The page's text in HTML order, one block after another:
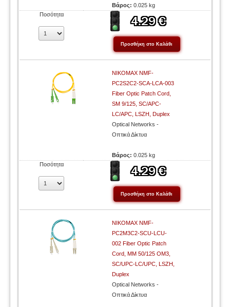
Βάρος:0.025 kg
Ποσότητα
NIKOMAX NMF-
PC2S2C2-SCA-LCA-003
Fiber Optic Patch Cord,
SM 9/125, SC/APC-
LC/APC, LSZH, Duplex
Optical Networks -
Οπτικά Δίκτυα
Βάρος:0.025 kg
Ποσότητα
NIKOMAX NMF-
PC2M3C2-SCU-LCU-
002 Fiber Optic Patch
Cord, MM 50/125 OM3,
SC/UPC-LC/UPC, LSZH,
Duplex
Optical Networks -
Οπτικά Δίκτυα